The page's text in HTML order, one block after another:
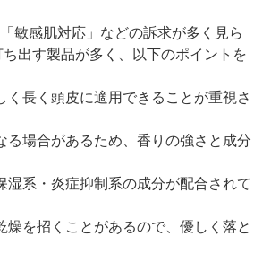
敏感肌対応」などの訴求が多く見ら
出す製品が多く、以下のポイントを
長く頭皮に適用できることが重視さ
場合があるため、香りの強さと成分
系・炎症抑制系の成分が配合されて
を招くことがあるので、優しく落と